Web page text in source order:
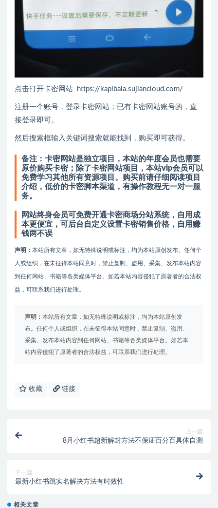
点击打开卡密网站 https://kapibala.sujiancloud.com/
注册一个账号，登录卡密网站；已有卡密网站账号的，直
接登录即可。
然后搜索框输入关键词搜索就能找到，购买即可获得。
备注：卡密网站是独立项目，本站的年度会员也需要
原价购买卡密；除了卡密网站项目，本站vip会员可以
免费学习其他所有资源项目。 购买前请仔细阅读项目
介绍，低价的卡密脚本渠道，有操作教程无一对一服
务。
网站终身会员可免费开通卡密商场分站系统，自用成
本更便宜，可后台自定义设置卡密销售价格，自用赚
钱两不误
声明： 本站所有文章，如无特殊说明或标注，均为本站原创发布。任何个
人或组织，在未征得本站同意时，禁止复制、盗用、采集、发布本站内容
到任何网站、书籍等各类媒体平台。如若本站内容侵犯了原著者的合法权
益，可联系我们进行处理。
声明： 本站所有文章，如无特殊说明或标注，均为本站原创发
布。任何个人或组织，在未征得本站同意时，禁止复制、盗用、
采集、发布本站内容到任何网站、书籍等各类媒体平台。如若本
站内容侵犯了原著者的合法权益，可联系我们进行处理。
收藏 链接
上一篇
8月小红书超新解封方法不保证百分百具体自测
下一篇
最新小红书跳实名解决方法有时效性
相关文章